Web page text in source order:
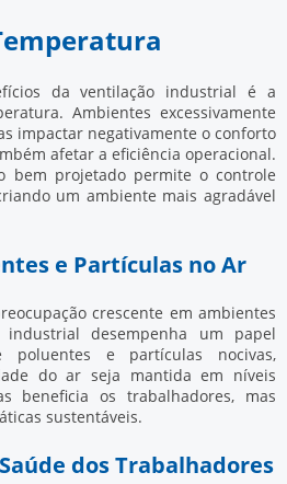
da ventilação industrial é a
Ambientes excessivamente
impactar negativamente o conforto
afetar a eficiência operacional.
bem projetado permite o controle
um ambiente mais agradável
e Partículas no Ar
crescente em ambientes
desempenha um papel
e partículas nocivas,
do ar seja mantida em níveis
beneficia os trabalhadores, mas
sustentáveis.
dos Trabalhadores